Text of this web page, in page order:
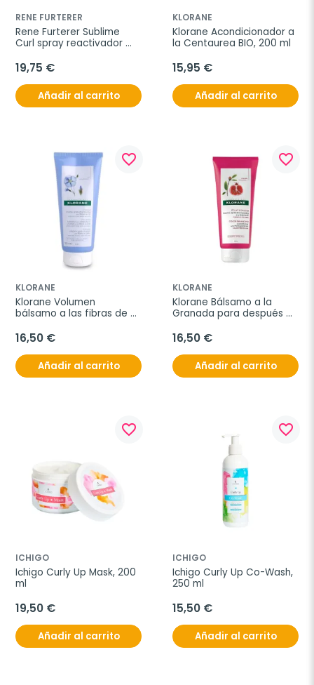
RENE FURTERER
Rene Furterer Sublime
Curl spray reactivador
19,75 €
Añadir al carrito
KLORANE
Klorane Acondicionador a
la Centaurea BIO, 200 ml
15,95 €
Añadir al carrito
favorite_border
KLORANE
Klorane Volumen
bálsamo a las fibras de
16,50 €
Añadir al carrito
favorite_border
KLORANE
Klorane Bálsamo a la
Granada para después
16,50 €
Añadir al carrito
favorite_border
ICHIGO
Ichigo Curly Up Mask, 200
ml
19,50 €
Añadir al carrito
favorite_border
ICHIGO
Ichigo Curly Up Co-Wash,
250 ml
15,50 €
Añadir al carrito